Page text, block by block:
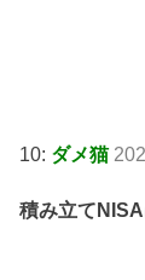
10: ダメ猫
積み立て